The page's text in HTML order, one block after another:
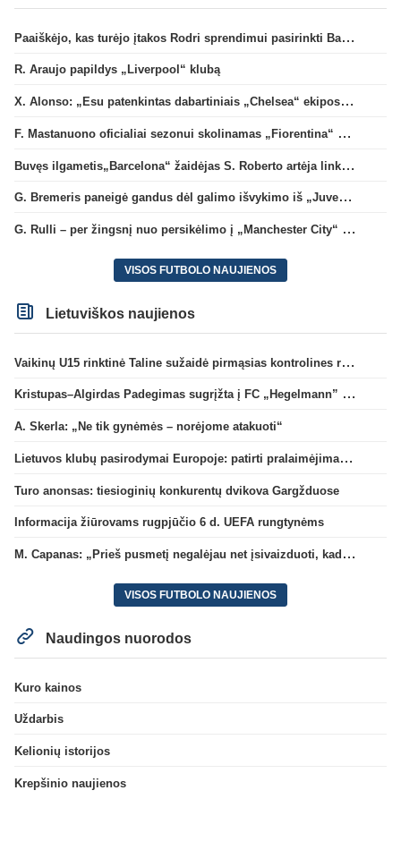
Paaiškėjo, kas turėjo įtakos Rodri sprendimui pasirinkti Barselonos pusę
R. Araujo papildys „Liverpool“ klubą
X. Alonso: „Esu patenkintas dabartiniais „Chelsea“ ekipos vartininkais“
F. Mastanuono oficialiai sezonui skolinamas „Fiorentina“ ekipai
Buvęs ilgametis„Barcelona“ žaidėjas S. Roberto artėja link persikėlimo į MLS
G. Bremeris paneigė gandus dėl galimo išvykimo iš „Juventus“ klubo
G. Rulli – per žingsnį nuo persikėlimo į „Manchester City“ klubą
VISOS FUTBOLO NAUJIENOS
Lietuviškos naujienos
Vaikinų U15 rinktinė Taline sužaidė pirmąsias kontrolines rungtynes
Kristupas–Algirdas Padegimas sugrįžta į FC „Hegelmann” B sudėtį
A. Skerla: „Ne tik gynėmės – norėjome atakuoti“
Lietuvos klubų pasirodymai Europoje: patirti pralaimėjimai Kroatijos atstovams
Turo anonsas: tiesioginių konkurentų dvikova Gargžduose
Informacija žiūrovams rugpjūčio 6 d. UEFA rungtynėms
M. Capanas: „Prieš pusmetį negalėjau net įsivaizduoti, kad žaisime prieš „Hajduk“
VISOS FUTBOLO NAUJIENOS
Naudingos nuorodos
Kuro kainos
Uždarbis
Kelionių istorijos
Krepšinio naujienos